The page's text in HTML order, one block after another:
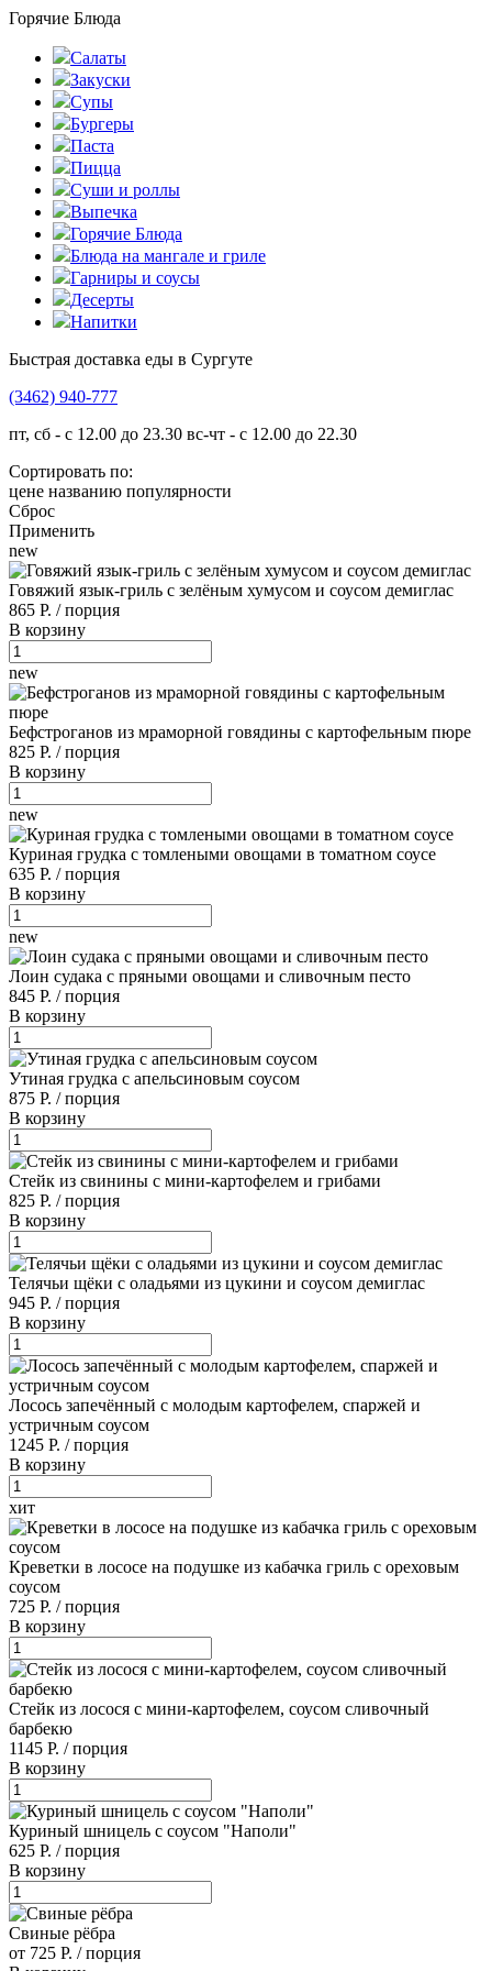
Горячие Блюда
Салаты
Закуски
Супы
Бургеры
Паста
Пицца
Суши и роллы
Выпечка
Горячие Блюда
Блюда на мангале и гриле
Гарниры и соусы
Десерты
Напитки
Быстрая доставка еды в Сургуте
(3462) 940-777
пт, сб - с 12.00 до 23.30 вс-чт - с 12.00 до 22.30
Сортировать по:
цене названию популярности
Сброс
Применить
new
Говяжий язык-гриль с зелёным хумусом и соусом демиглас
865 Р. /порция
В корзину
new
Бефстроганов из мраморной говядины с картофельным пюре
825 Р. /порция
В корзину
new
Куриная грудка с томлеными овощами в томатном соусе
635 Р. /порция
В корзину
new
Лоин судака с пряными овощами и сливочным песто
845 Р. /порция
В корзину
Утиная грудка с апельсиновым соусом
875 Р. /порция
В корзину
Стейк из свинины с мини-картофелем и грибами
825 Р. /порция
В корзину
Телячьи щёки с оладьями из цукини и соусом демиглас
945 Р. /порция
В корзину
Лосось запечённый с молодым картофелем, спаржей и
устричным соусом
1245 Р. /порция
В корзину
хит
Креветки в лососе на подушке из кабачка гриль с ореховым
соусом
725 Р. /порция
В корзину
Стейк из лосося с мини-картофелем, соусом сливочный
барбекю
1145 Р. /порция
В корзину
Куриный шницель с соусом "Наполи"
625 Р. /порция
В корзину
Свиные рёбра
от 725 Р. /порция